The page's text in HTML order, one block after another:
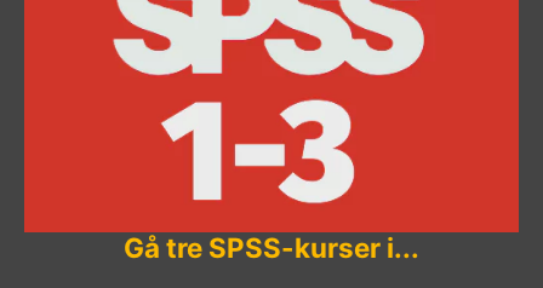
Gå tre SPSS-kurser i...